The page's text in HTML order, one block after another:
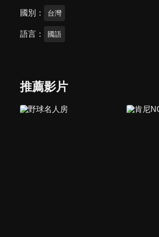
國別 台灣
語言 國語
推薦影片